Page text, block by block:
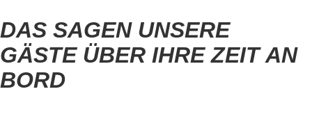
DAS SAGEN UNSERE
GÄSTE ÜBER IHRE ZEIT AN
BORD